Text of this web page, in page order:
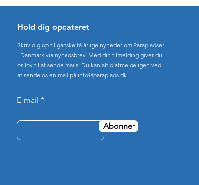
Hold dig opdateret
Skriv dig op til ganske få årlige nyheder om Parapladser
i Danmark via nyhedsbrev. Med din tilmelding giver du
os lov til at sende mails. Du kan altid afmelde igen ved
at sende os en mail på info@paraplads.dk
E-mail
Abonner